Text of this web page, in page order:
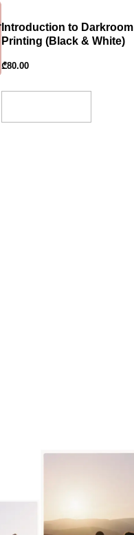
Introduction to Darkroom
Printing (Black & White)
₾80.00